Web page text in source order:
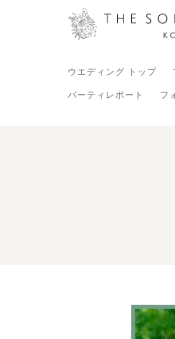
ウエディング トップ
パーティレポート フ